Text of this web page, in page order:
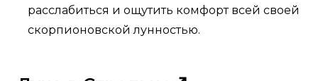
расслабиться и ощутить комфорт всей своей
скорпионовской лунностью.